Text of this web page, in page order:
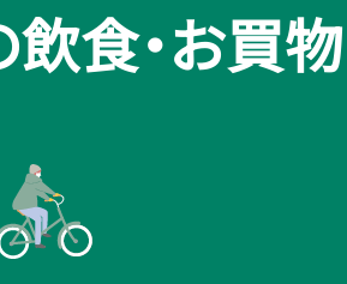
食・お買物